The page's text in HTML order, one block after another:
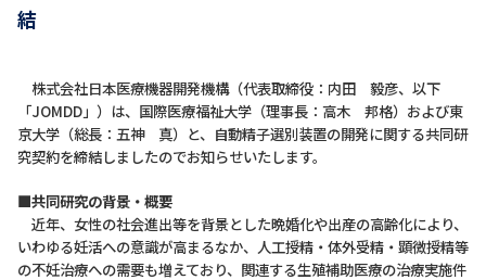
結
株式会社日本医療機器開発機構（代表取締役：内田 毅彦、以下
「JOMDD」）は、国際医療福祉大学（理事長：高木 邦格）および東
京大学（総長：五神 真）と、自動精子選別装置の開発に関する共同研
究契約を締結しましたのでお知らせいたします。
■共同研究の背景・概要
近年、女性の社会進出等を背景とした晩婚化や出産の高齢化により、
いわゆる妊活への意識が高まるなか、人工授精・体外受精・顕微授精等
の不妊治療への需要も増えており、関連する生殖補助医療の治療実施件